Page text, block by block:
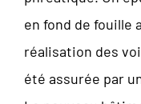
en fond de fouille
réalisation des
été assurée par